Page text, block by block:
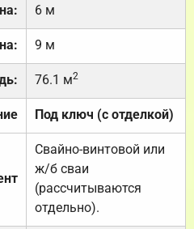
6 м
9 м
76.1 м2
Под ключ (с отделкой)
Свайно-винтовой или
ж/б сваи
(рассчитываются
отдельно).